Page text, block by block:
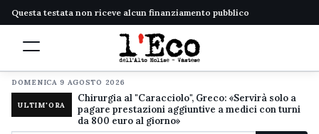
Questa testata non riceve alcun finanziamento pubblico
DOMENICA 9 AGOSTO 2026
ULTIM'ORA
Chirurgia al "Caracciolo", Greco: «Servirà solo a
pagare prestazioni aggiuntive a medici con turni
da 800 euro al giorno»